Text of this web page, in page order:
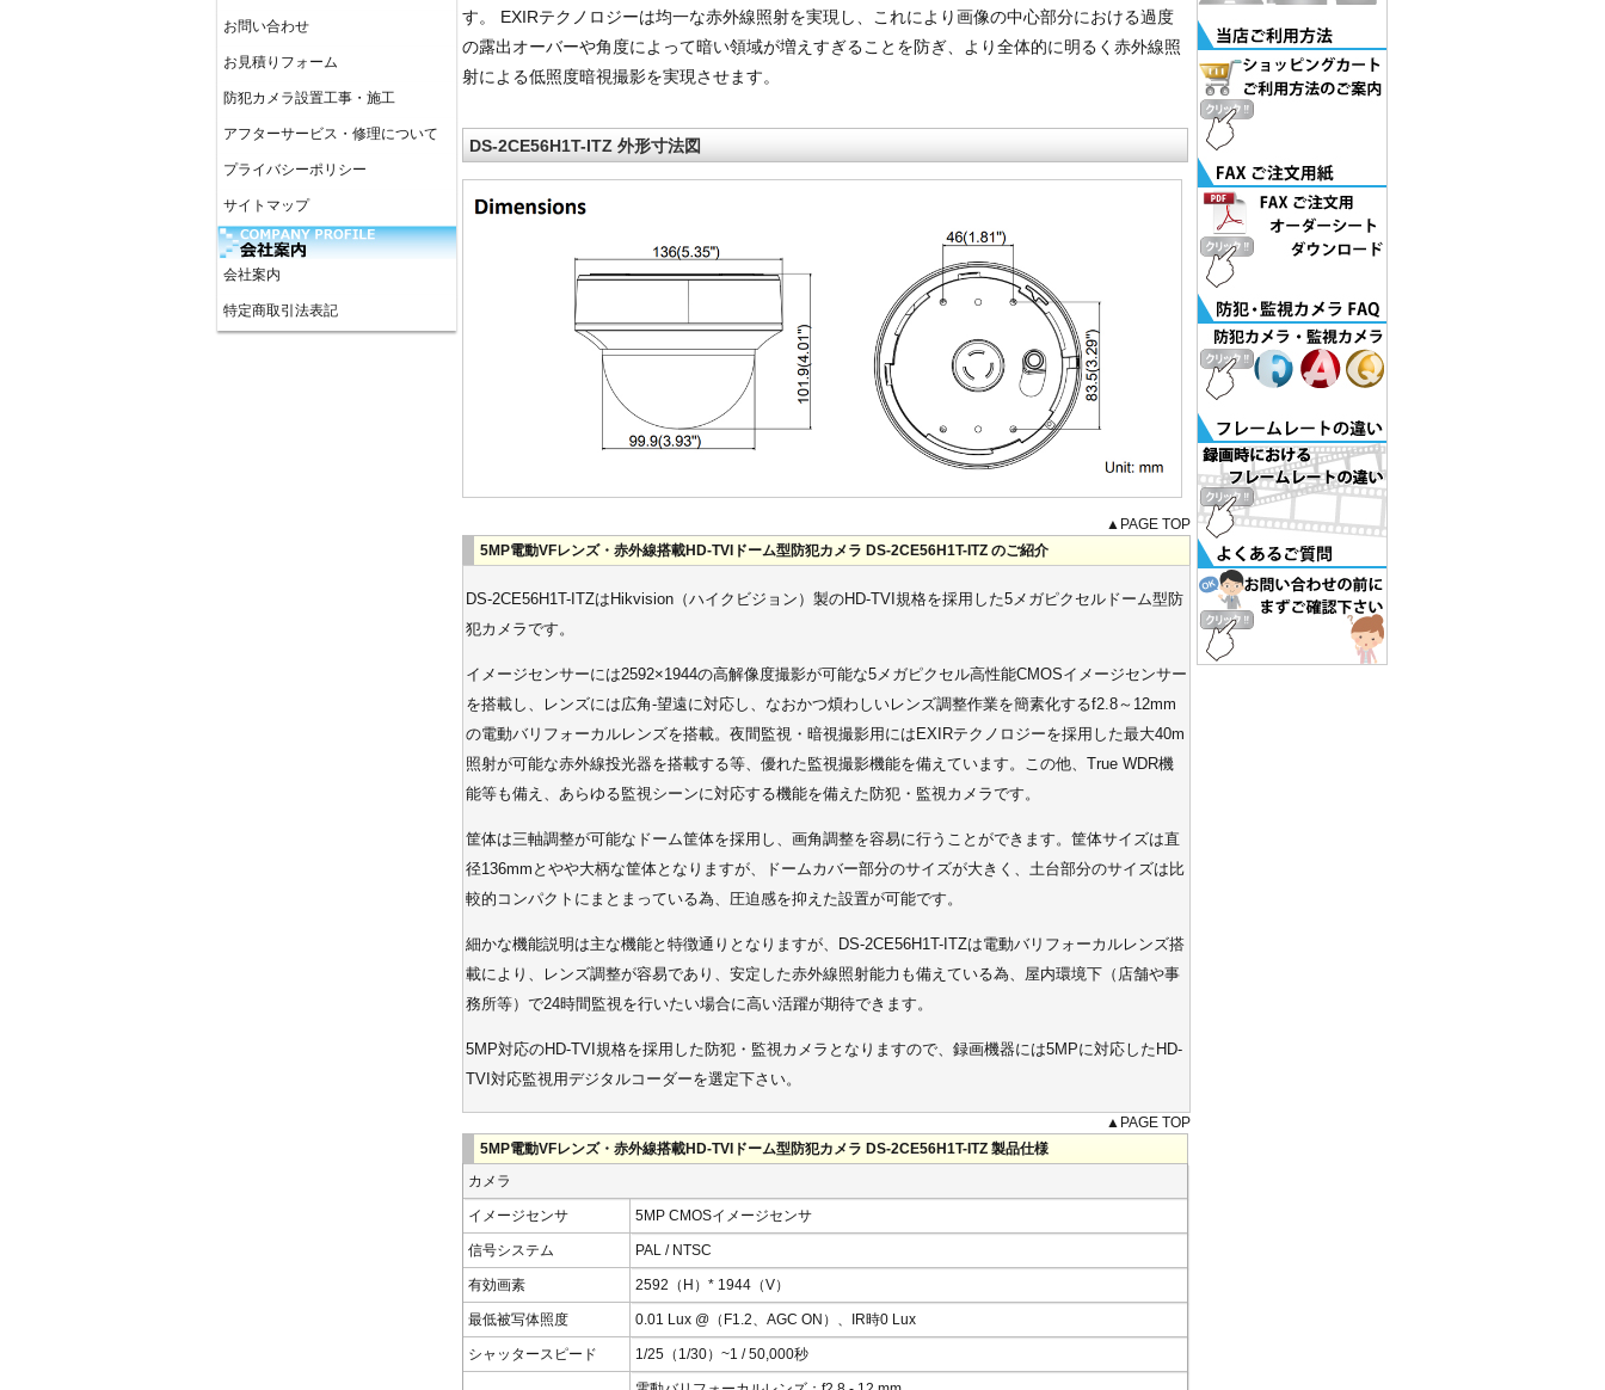
す。 EXIRテクノロジーは均一な赤外線照射を実現し、これにより画像の中心部分における過度
の露出オーバーや角度によって暗い領域が増えすぎることを防ぎ、より全体的に明るく赤外線照
射による低照度暗視撮影を実現させます。
DS-2CE56H1T-ITZ 外形寸法図
▲PAGE TOP
5MP電動VFレンズ・赤外線搭載HD-TVIドーム型防犯カメラ DS-2CE56H1T-ITZ のご紹介
DS-2CE56H1T-ITZはHikvision（ハイクビジョン）製のHD-TVI規格を採用した5メガピクセルドーム型防
犯カメラです。
イメージセンサーには2592×1944の高解像度撮影が可能な5メガピクセル高性能CMOSイメージセンサー
を搭載し、レンズには広角-望遠に対応し、なおかつ煩わしいレンズ調整作業を簡素化するf2.8～12mm
の電動バリフォーカルレンズを搭載。夜間監視・暗視撮影用にはEXIRテクノロジーを採用した最大40m
照射が可能な赤外線投光器を搭載する等、優れた監視撮影機能を備えています。この他、True WDR機
能等も備え、あらゆる監視シーンに対応する機能を備えた防犯・監視カメラです。
筐体は三軸調整が可能なドーム筐体を採用し、画角調整を容易に行うことができます。筐体サイズは直
径136mmとやや大柄な筐体となりますが、ドームカバー部分のサイズが大きく、土台部分のサイズは比
較的コンパクトにまとまっている為、圧迫感を抑えた設置が可能です。
細かな機能説明は主な機能と特徴通りとなりますが、DS-2CE56H1T-ITZは電動バリフォーカルレンズ搭
載により、レンズ調整が容易であり、安定した赤外線照射能力も備えている為、屋内環境下（店舗や事
務所等）で24時間監視を行いたい場合に高い活躍が期待できます。
5MP対応のHD-TVI規格を採用した防犯・監視カメラとなりますので、録画機器には5MPに対応したHD-
TVI対応監視用デジタルコーダーを選定下さい。
▲PAGE TOP
5MP電動VFレンズ・赤外線搭載HD-TVIドーム型防犯カメラ DS-2CE56H1T-ITZ 製品仕様
カメラ
イメージセンサ 5MP CMOSイメージセンサ
信号システム PAL / NTSC
有効画素 2592（H）* 1944（V）
最低被写体照度 0.01 Lux @（F1.2、AGC ON）、IR時0 Lux
シャッタースピード 1/25（1/30）~1 / 50,000秒
お問い合わせ
お見積りフォーム
防犯カメラ設置工事・施工
アフターサービス・修理について
プライバシーポリシー
サイトマップ
会社案内
特定商取引法表記